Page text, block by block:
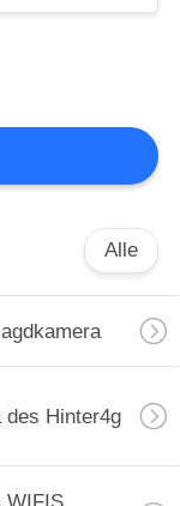
14
27
Alle
des Hinter4g